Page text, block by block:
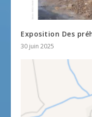
Exposition Des
30 juin 2025